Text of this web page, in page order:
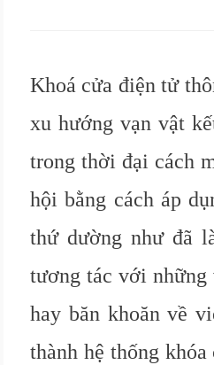
Khoá cửa điện tử
xu hướng vạn vật
trong thời đại cách
hội bằng cách áp
thứ dường như đã
tương tác với những
hay băn khoăn về
thành hệ thống